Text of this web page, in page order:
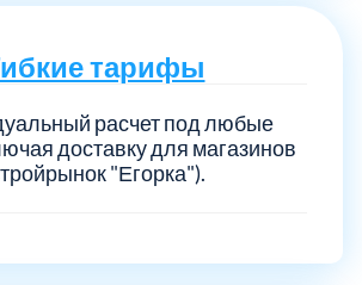
тарифы
расчет под любые
доставку для магазинов
"Егорка").